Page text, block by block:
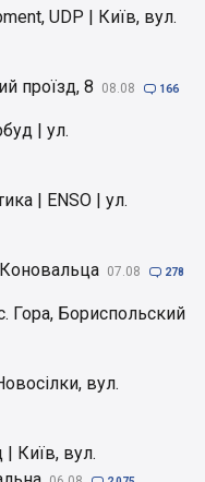
UDP | Київ, вул.
проїзд, 8 08.08  166
| ул.
| ENSO | ул.
07.08  278
Гора, Бориспольский
вул.
Київ, вул.